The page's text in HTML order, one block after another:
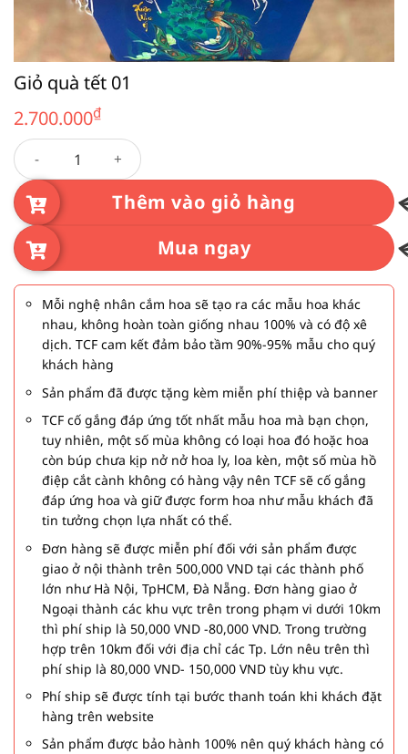
Giỏ quà tết 01
2.700.000₫
Giỏ quà tết 01 số lượng
Thêm vào giỏ hàng
Mua ngay
Mỗi nghệ nhân cắm hoa sẽ tạo ra các mẫu hoa khác
nhau, không hoàn toàn giống nhau 100% và có độ xê
dịch. TCF cam kết đảm bảo tầm 90%-95% mẫu cho quý
khách hàng
Sản phẩm đã được tặng kèm miễn phí thiệp và banner
TCF cố gắng đáp ứng tốt nhất mẫu hoa mà bạn chọn,
tuy nhiên, một số mùa không có loại hoa đó hoặc hoa
còn búp chưa kịp nở nở hoa ly, loa kèn, một số mùa hồ
điệp cắt cành không có hàng vậy nên TCF sẽ cố gắng
đáp ứng hoa và giữ được form hoa như mẫu khách đã
tin tưởng chọn lựa nhất có thể.
Đơn hàng sẽ được miễn phí đối với sản phẩm được
giao ở nội thành trên 500,000 VND tại các thành phố
lớn như Hà Nội, TpHCM, Đà Nẵng. Đơn hàng giao ở
Ngoại thành các khu vực trên trong phạm vi dưới 10km
thì phí ship là 50,000 VND -80,000 VND. Trong trường
hợp trên 10km đối với địa chỉ các Tp. Lớn nêu trên thì
phí ship là 80,000 VND- 150,000 VND tùy khu vực.
Phí ship sẽ được tính tại bước thanh toán khi khách đặt
hàng trên website
Sản phẩm được bảo hành 100% nên quý khách hàng có